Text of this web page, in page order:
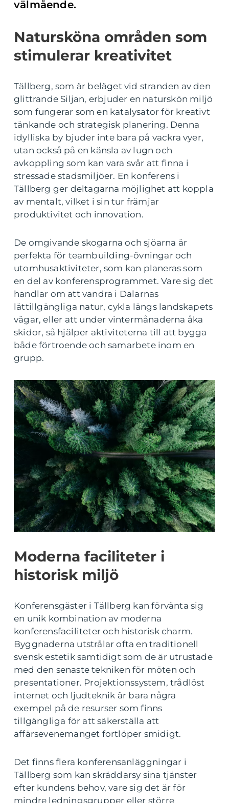
välmående.
Natursköna områden som
stimulerar kreativitet
Tällberg, som är beläget vid stranden av den
glittrande Siljan, erbjuder en naturskön miljö
som fungerar som en katalysator för kreativt
tänkande och strategisk planering. Denna
idylliska by bjuder inte bara på vackra vyer,
utan också på en känsla av lugn och
avkoppling som kan vara svår att finna i
stressade stadsmiljöer. En konferens i
Tällberg ger deltagarna möjlighet att koppla
av mentalt, vilket i sin tur främjar
produktivitet och innovation.
De omgivande skogarna och sjöarna är
perfekta för teambuilding-övningar och
utomhusaktiviteter, som kan planeras som
en del av konferensprogrammet. Vare sig det
handlar om att vandra i Dalarnas
lättillgängliga natur, cykla längs landskapets
vägar, eller att under vintermånaderna åka
skidor, så hjälper aktiviteterna till att bygga
både förtroende och samarbete inom en
grupp.
Moderna faciliteter i
historisk miljö
Konferensgäster i Tällberg kan förvänta sig
en unik kombination av moderna
konferensfaciliteter och historisk charm.
Byggnaderna utstrålar ofta en traditionell
svensk estetik samtidigt som de är utrustade
med den senaste tekniken för möten och
presentationer. Projektionssystem, trådlöst
internet och ljudteknik är bara några
exempel på de resurser som finns
tillgängliga för att säkerställa att
affärsevenemanget fortlöper smidigt.
Det finns flera konferensanläggningar i
Tällberg som kan skräddarsy sina tjänster
efter kundens behov, vare sig det är för
mindre ledningsgrupper eller större